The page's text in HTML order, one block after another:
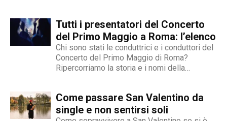
Tutti i presentatori del Concerto
del Primo Maggio a Roma: l’elenco
Chi sono stati le conduttrici e i conduttori del
Concerto del Primo Maggio di Roma?
Ripercorriamo la storia e i nomi della
Come passare San Valentino da
single e non sentirsi soli